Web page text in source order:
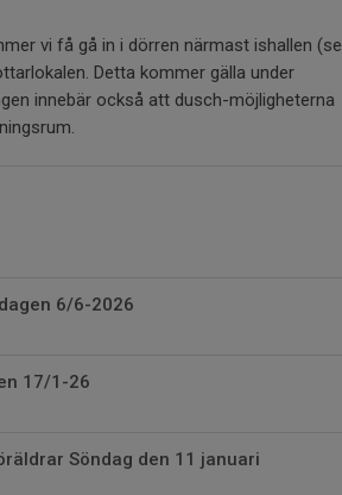
vi få gå in i dörren närmast ishallen (se
Detta kommer gälla under
innebär också att dusch-möjligheterna
6/6-2026
17/1-26
Söndag den 11 januari